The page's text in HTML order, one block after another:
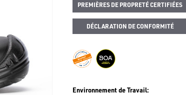
PREMIÈRES DE PROPRETÉ CERTIFIÉES
DÉCLARATION DE CONFORMITÉ
Environnement de Travail